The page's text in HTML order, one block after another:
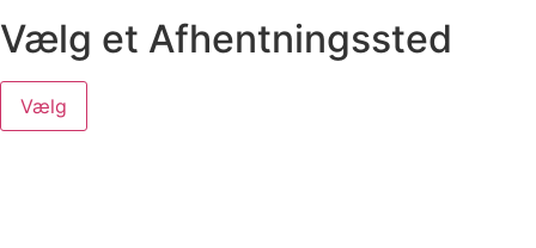
Vælg et Afhentningssted
Vælg